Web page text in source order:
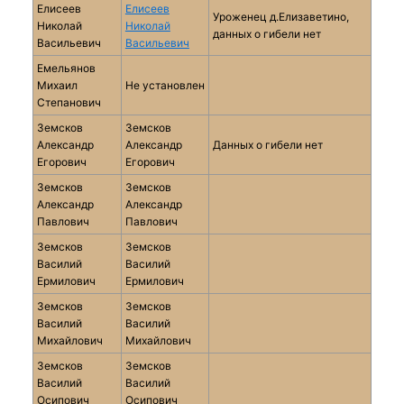
Елисеев
Николай
Васильевич
Елисеев
Николай
Васильевич
Уроженец д.Елизаветино,
данных о гибели нет
Емельянов
Михаил
Степанович
Не установлен
Земсков
Александр
Егорович
Земсков
Александр
Егорович
Данных о гибели нет
Земсков
Александр
Павлович
Земсков
Александр
Павлович
Земсков
Василий
Ермилович
Земсков
Василий
Ермилович
Земсков
Василий
Михайлович
Земсков
Василий
Михайлович
Земсков
Василий
Осипович
Земсков
Василий
Осипович